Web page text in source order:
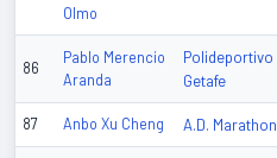
Olmo
86
Pablo Merencio
Aranda
Polideportivo
Getafe
87 Anbo Xu Cheng A.D. Marathon